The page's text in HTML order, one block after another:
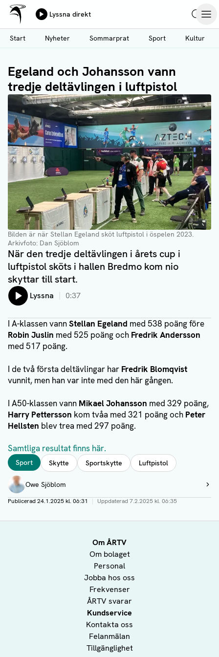
Hoppa
till
huvudinnehåll
Ålands Radio & TV
Lyssna direkt
Start
Nyheter Sommarprat Sport Kultur
Egeland och Johansson vann
tredje deltävlingen i luftpistol
Bilden är när Stellan Egeland sköt luftpistol i öspelen 2023.
Arkivfoto: Dan Sjöblom
När den tredje deltävlingen i årets cup i
luftpistol sköts i hallen Bredmo kom nio
skyttar till start.
Lyssna 0:37
I A-klassen vannStellan Egeland med 538 poäng före
Robin Juslin med 525 poäng och Fredrik Andersson
med 517 poäng.
I de två första deltävlingar har Fredrik Blomqvist
vunnit, men han var inte med den här gången.
I A50-klassen vann Mikael Johansson med 329 poäng,
Harry Pettersson kom tvåa med 321 poäng och Peter
Hellsten blev trea med 297 poäng.
Samtliga resultat finns här.
Taggar
Sport Skytte Sportskytte Luftpistol
Författare
Owe Sjöblom
Visa profil
Publicerad24.1.2025 kl. 06:31 | Uppdaterad7.2.2025 kl. 06:35
Om ÅRTV
Om bolaget
Personal
Jobba hos oss
Frekvenser
ÅRTV svarar
Kundservice
Kontakta oss
Felanmälan
Tillgänglighet